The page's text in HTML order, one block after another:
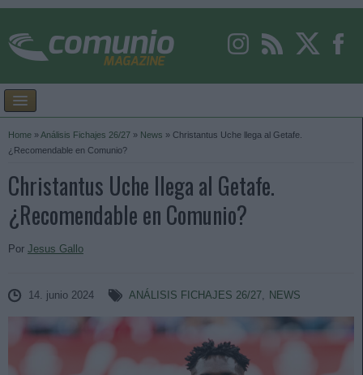
Home »Análisis Fichajes 26/27 » News » Christantus Uche llega al Getafe.
¿Recomendable en Comunio?
Christantus Uche llega al Getafe.
¿Recomendable en Comunio?
Por Jesus Gallo
14. junio 2024 ANÁLISIS FICHAJES 26/27, NEWS